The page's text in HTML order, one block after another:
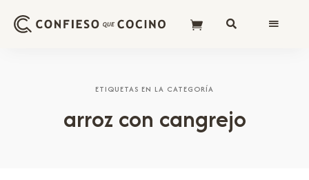
ETIQUETAS EN LA CATEGORÍA
arroz con cangrejo